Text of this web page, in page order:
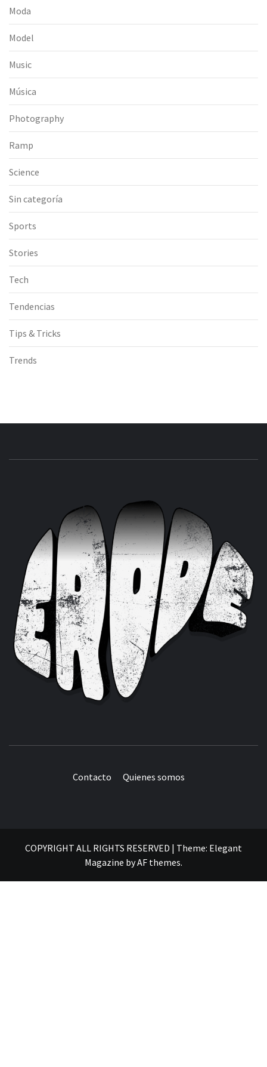
Moda
Model
Music
Música
Photography
Ramp
Science
Sin categoría
Sports
Stories
Tech
Tendencias
Tips & Tricks
Trends
Contacto Quienes somos
COPYRIGHT ALL RIGHTS RESERVED | Theme: Elegant
Magazine byAF themes.